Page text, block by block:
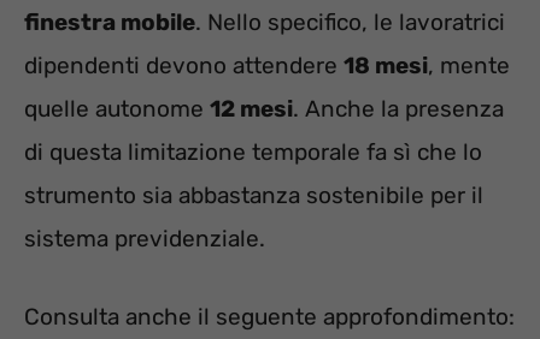
finestra mobile. Nello specifico, le lavoratrici
dipendenti devono attendere 18 mesi, mente
quelle autonome 12 mesi. Anche la presenza
di questa limitazione temporale fa sì che lo
strumento sia abbastanza sostenibile per il
sistema previdenziale.
Consulta anche il seguente approfondimento: